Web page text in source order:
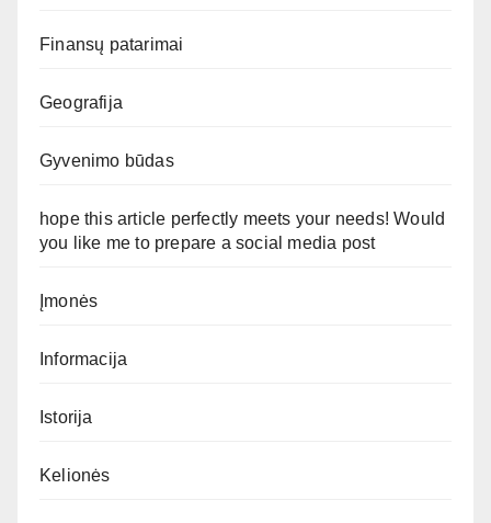
Finansų patarimai
Geografija
Gyvenimo būdas
hope this article perfectly meets your needs! Would
you like me to prepare a social media post
Įmonės
Informacija
Istorija
Kelionės